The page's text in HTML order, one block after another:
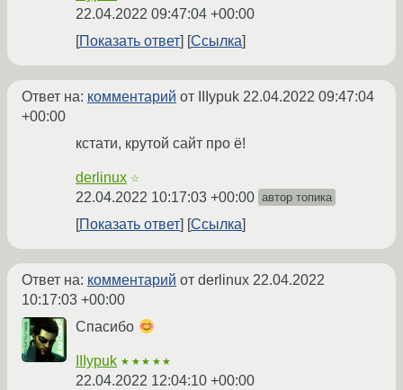
22.04.2022 09:47:04 +00:00
Показать ответ
Ссылка
Ответ на: комментарий от IIIypuk 22.04.2022 09:47:04
+00:00
кстати, крутой сайт про ё!
derlinux ☆
22.04.2022 10:17:03 +00:00 автор топика
Показать ответ Ссылка
Ответ на: комментарий от derlinux 22.04.2022
10:17:03 +00:00
Спасибо
IIIypuk ★★★★★
22.04.2022 12:04:10 +00:00